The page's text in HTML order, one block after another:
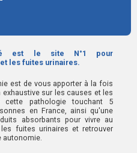
est le site N°1 pour
les fuites urinaires.
est de vous apporter à la fois
sur les causes et les
cette pathologie touchant 5
en France, ainsi qu'une
absorbants pour vivre au
fuites urinaires et retrouver
autonomie.